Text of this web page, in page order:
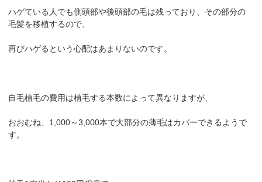
ハゲている人でも側頭部や後頭部の毛は残っており、その部分の
毛髪を移植するので、
再びハゲるという心配はあまりないのです。
自毛植毛の費用は植毛する本数によって異なりますが、
おおむね、1,000～3,000本で大部分の薄毛はカバーできるようで
す。